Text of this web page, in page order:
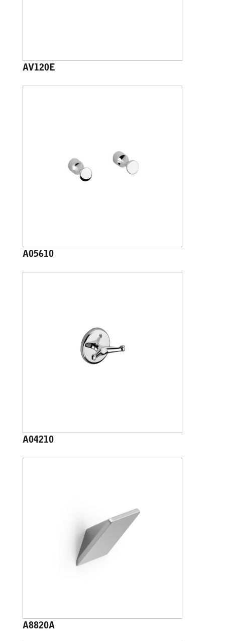
AV120E
A05610
A04210
A8820A